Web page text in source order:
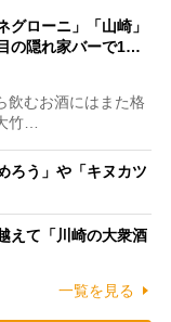
グローニ」「山崎」
の隠れ家バーで1…
むお酒にはまた格
竹…
ろう」や「キヌカツ
えて「川崎の大衆酒
一覧を見る